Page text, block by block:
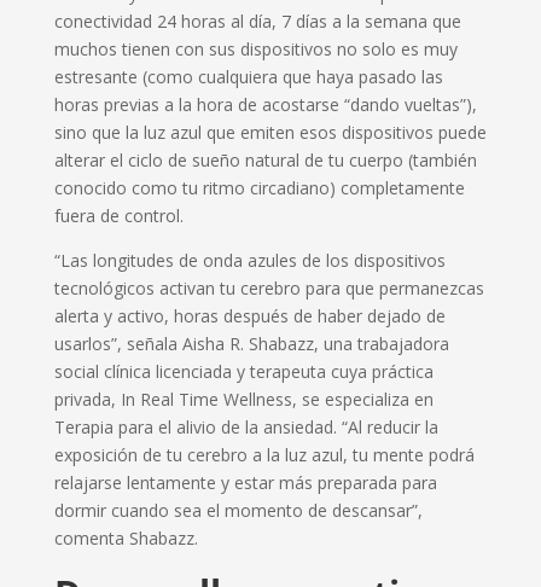
conectividad 24 horas al día, 7 días a la semana que
muchos tienen con sus dispositivos no solo es muy
estresante (como cualquiera que haya pasado las
horas previas a la hora de acostarse “dando vueltas”),
sino que la luz azul que emiten esos dispositivos puede
alterar el ciclo de sueño natural de tu cuerpo (también
conocido como tu ritmo circadiano) completamente
fuera de control.
“Las longitudes de onda azules de los dispositivos
tecnológicos activan tu cerebro para que permanezcas
alerta y activo, horas después de haber dejado de
usarlos”, señala Aisha R. Shabazz, una trabajadora
social clínica licenciada y terapeuta cuya práctica
privada, In Real Time Wellness, se especializa en
Terapia para el alivio de la ansiedad. “Al reducir la
exposición de tu cerebro a la luz azul, tu mente podrá
relajarse lentamente y estar más preparada para
dormir cuando sea el momento de descansar”,
comenta Shabazz.